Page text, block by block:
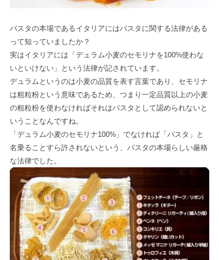
パスタの本場であるイタリアにはパスタに関する法律がある
って知っていましたか？
実はイタリアには「デュラム小麦のセモリナを100%使わな
いといけない」という法律が記されています。
デュラムというのは小麦の品質を表す言葉であり、セモリナ
は粗粒粉という意味であるため、つまり一定品質以上の小麦
の粗粒粉を使わなければそれはパスタとして認められないと
いうことなんですね。
「デュラム小麦のセモリナ100%」でなければ「パスタ」と
名乗ることすら許されないという、パスタの本場らしい厳格
な法律でした。